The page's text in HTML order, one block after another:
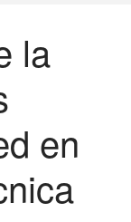
su conexión al
su
CATNIX con la
se conecta al
la
en